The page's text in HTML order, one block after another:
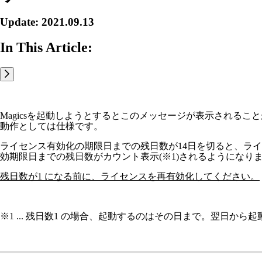
Update: 2021.09.13
In This Article:
Magicsを起動しようとするとこのメッセージが表示されるこ
動作としては仕様です。
ライセンス有効化の期限日までの残日数が14日を切ると、ラ
効期限日までの残日数がカウント表示(※1)されるようになり
残日数が1 になる前に、ライセンスを再有効化してください。
※1 ... 残日数1 の場合、起動するのはその日まで。翌日から起